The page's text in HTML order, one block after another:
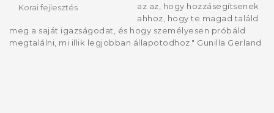
Korai fejlesztés
az az, hogy hozzásegítsenek
ahhoz, hogy te magad találd
meg a saját igazságodat, és hogy személyesen próbáld
megtalálni, mi illik legjobban állapotodhoz." Gunilla Gerland